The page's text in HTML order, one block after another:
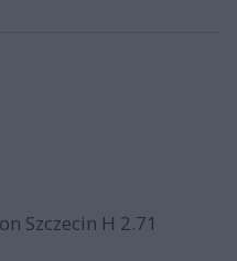
Szczecin H 2.71